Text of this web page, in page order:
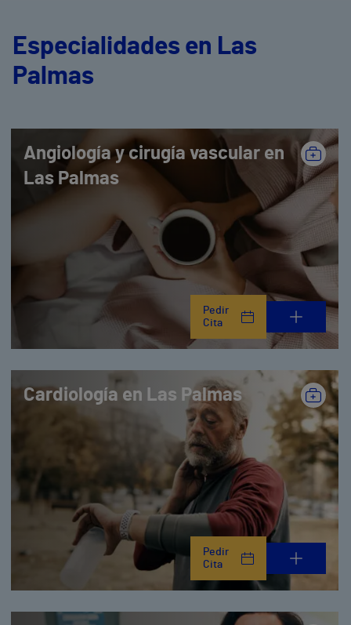
Especialidades en Las
Palmas
Angiología y cirugía vascular en
Las Palmas
Pedir
Cita
Cardiología en Las Palmas
Pedir
Cita